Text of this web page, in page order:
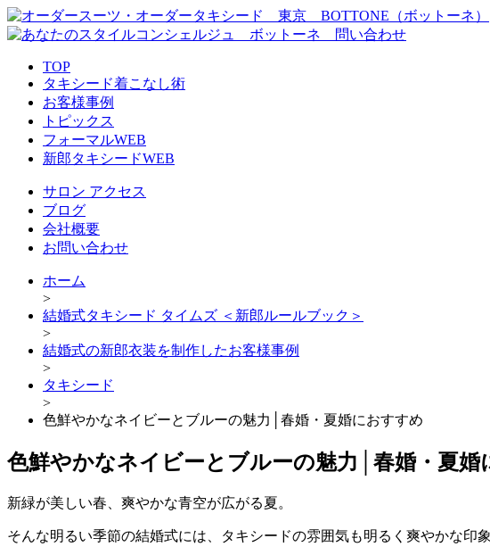
TOP
タキシード着こなし術
お客様事例
トピックス
フォーマルWEB
新郎タキシードWEB
サロン アクセス
ブログ
会社概要
お問い合わせ
ホーム
>
結婚式タキシード タイムズ ＜新郎ルールブック＞
>
結婚式の新郎衣装を制作したお客様事例
>
タキシード
>
色鮮やかなネイビーとブルーの魅力│春婚・夏婚におすすめ
色鮮やかなネイビーとブルーの魅力│春婚・夏婚
新緑が美しい春、爽やかな青空が広がる夏。
そんな明るい季節の結婚式には、タキシードの雰囲気も明るく爽やかな印